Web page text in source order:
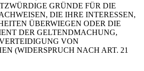
GRÜNDE FÜR DIE
DIE IHRE INTERESSEN,
ÜBERWIEGEN ODER DIE
DER GELTENDMACHUNG,
VON
(WIDERSPRUCH NACH ART. 21